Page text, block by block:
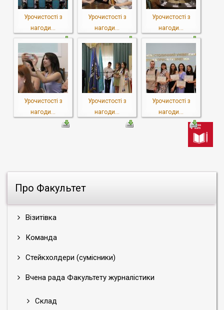
Про Факультет
Візитівка
Команда
Стейкхолдери (сумісники)
Вчена рада Факультету журналістики
Склад
Урочистості з
нагоди...
Урочистості з
нагоди...
Урочистості з
нагоди...
Урочистості з
нагоди...
Урочистості з
нагоди...
Урочистості з
нагоди...